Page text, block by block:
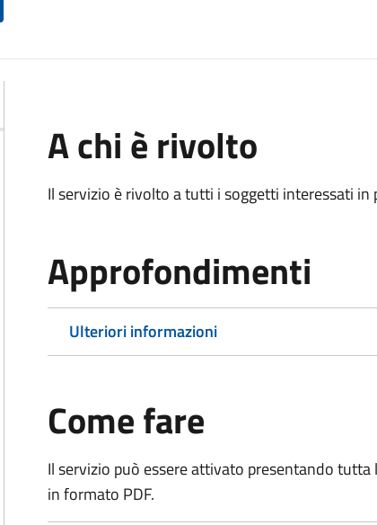
A chi è rivolto
Il servizio è rivolto a tutti i soggetti interessati in
Approfondimenti
Ulteriori informazioni
Come fare
Il servizio può essere attivato presentando
in formato PDF.